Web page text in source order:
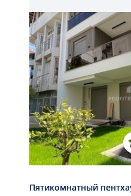
Пятикомнатный